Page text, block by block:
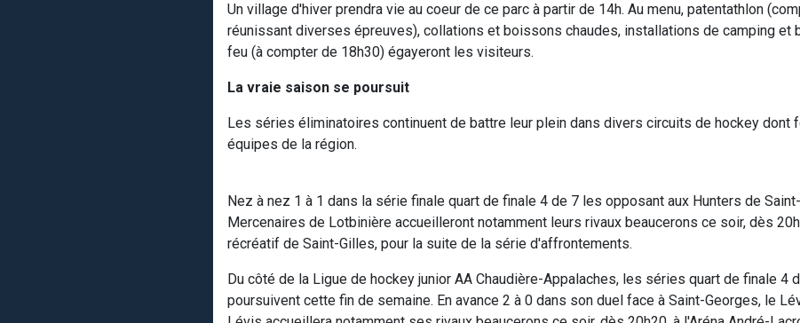
Un village d'hiver prendra vie au coeur de ce parc à partir de 14h. Au menu, patentathlon
réunissant diverses épreuves), collations et boissons chaudes, installations de camping et
feu (à compter de 18h30) égayeront les visiteurs.
La vraie saison se poursuit
Les séries éliminatoires continuent de battre leur plein dans divers circuits de hockey dont
équipes de la région.
Nez à nez 1 à 1 dans la série finale quart de finale 4 de 7 les opposant aux Hunters de
Mercenaires de Lotbinière accueilleront notamment leurs rivaux beaucerons ce soir, dès
récréatif de Saint-Gilles, pour la suite de la série d'affrontements.
Du côté de la Ligue de hockey junior AA Chaudière-Appalaches, les séries quart de finale 4
poursuivent cette fin de semaine. En avance 2 à 0 dans son duel face à Saint-Georges, le